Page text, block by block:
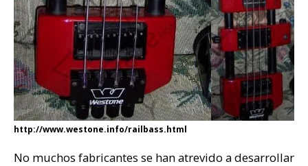
http://www.westone.info/railbass.html
No muchos fabricantes se han atrevido a desarrollar